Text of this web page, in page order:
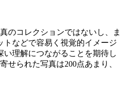
のコレクションではないし、ま
などで容易く視覚的イメージ
理解につながることを期待し
られた写真は200点あまり、